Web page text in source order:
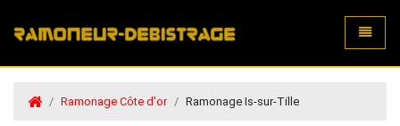
Ramonage Côte d'or Ramonage Is-sur-Tille